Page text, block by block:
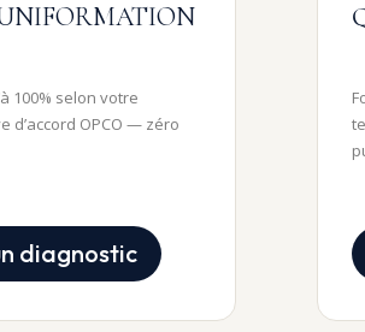
100% selon votre
d’accord OPCO — zéro
diagnostic